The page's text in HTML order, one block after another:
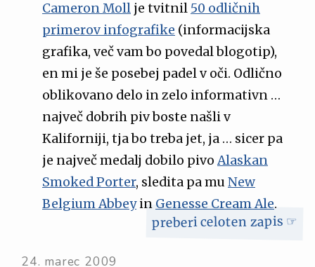
Cameron Moll je tvitnil 50 odličnih
primerov infografike (informacijska
grafika, več vam bo povedal blogotip),
en mi je še posebej padel v oči. Odlično
oblikovano delo in zelo informativn …
največ dobrih piv boste našli v
Kaliforniji, tja bo treba jet, ja … sicer pa
je največ medalj dobilo pivoAlaskan
Smoked Porter, sledita pa mu New
Belgium Abbeyin Genesse Cream Ale.
preberi celoten zapis ☞
24. marec 2009